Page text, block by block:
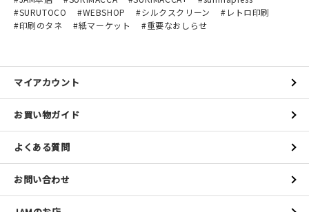
SURUTOCO
WEBSHOP シルクスクリーン
レトロ印刷
印刷のタネ
紙マーケット 重要なおしらせ
マイアカウント
お買い物ガイド
よくある質問
お問い合わせ